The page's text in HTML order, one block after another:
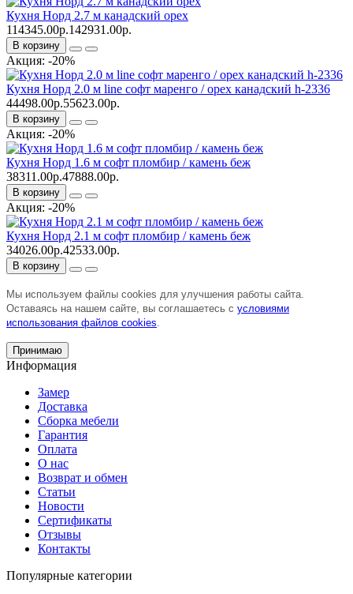
Кухня Норд 2.7 м канадский орех
114345.00р.142931.00р.
В корзину
Акция: -20%
Кухня Норд 2.0 м line софт маренго / орех канадский h-2336
44498.00р.55623.00р.
В корзину
Акция: -20%
Кухня Норд 1.6 м софт пломбир / камень беж
38311.00р.47888.00р.
В корзину
Акция: -20%
Кухня Норд 2.1 м софт пломбир / камень беж
34026.00р.42533.00р.
В корзину
Мы используем файлы cookies для улучшения работы сайта.
Оставаясь на нашем сайте, вы соглашаетесь с условиями
использования файлов cookies
Принимаю
Информация
Замер
Доставка
Сборка мебели
Гарантия
Оплата
О нас
Возврат и обмен
Статьи
Новости
Сертификаты
Отзывы
Контакты
Популярные категории